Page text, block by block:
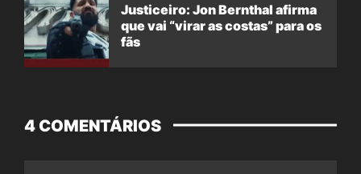
Justiceiro: Jon Bernthal afirma
que vai “virar as costas” para os
fãs
4 COMENTÁRIOS